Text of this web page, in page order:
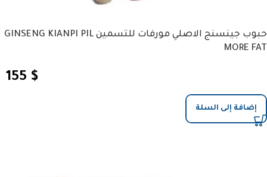
حبوب جينسنج الاصلي مورفات للتسمين GINSENG KIANPI PIL
MORE FAT
155 $
إضافة إلى السلة